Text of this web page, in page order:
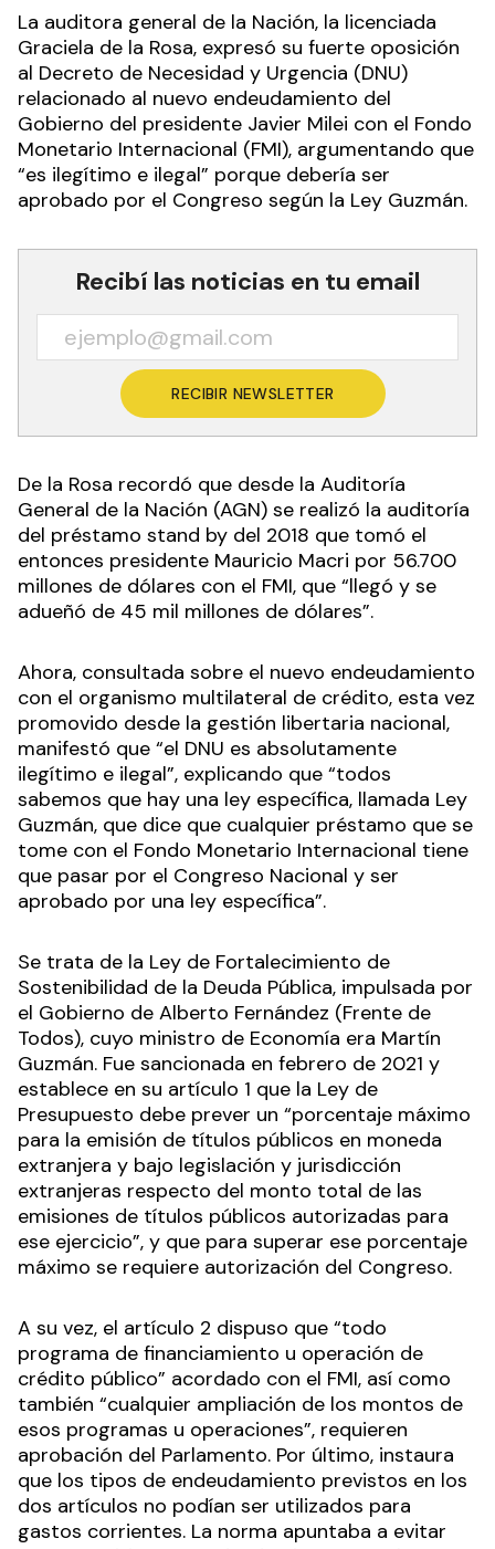
La auditora general de la Nación, la licenciada
Graciela de la Rosa, expresó su fuerte oposición
al Decreto de Necesidad y Urgencia (DNU)
relacionado al nuevo endeudamiento del
Gobierno del presidente Javier Milei con el Fondo
Monetario Internacional (FMI), argumentando que
“es ilegítimo e ilegal” porque debería ser
aprobado por el Congreso según la Ley Guzmán.
Recibí las noticias en tu email
RECIBIR NEWSLETTER
De la Rosa recordó que desde la Auditoría
General de la Nación (AGN) se realizó la auditoría
del préstamo stand by del 2018 que tomó el
entonces presidente Mauricio Macri por 56.700
millones de dólares con el FMI, que “llegó y se
adueñó de 45 mil millones de dólares”.
Ahora, consultada sobre el nuevo endeudamiento
con el organismo multilateral de crédito, esta vez
promovido desde la gestión libertaria nacional,
manifestó que “el DNU es absolutamente
ilegítimo e ilegal”, explicando que “todos
sabemos que hay una ley específica, llamada Ley
Guzmán, que dice que cualquier préstamo que se
tome con el Fondo Monetario Internacional tiene
que pasar por el Congreso Nacional y ser
aprobado por una ley específica”.
Se trata de la Ley de Fortalecimiento de
Sostenibilidad de la Deuda Pública, impulsada por
el Gobierno de Alberto Fernández (Frente de
Todos), cuyo ministro de Economía era Martín
Guzmán. Fue sancionada en febrero de 2021 y
establece en su artículo 1 que la Ley de
Presupuesto debe prever un “porcentaje máximo
para la emisión de títulos públicos en moneda
extranjera y bajo legislación y jurisdicción
extranjeras respecto del monto total de las
emisiones de títulos públicos autorizadas para
ese ejercicio”, y que para superar ese porcentaje
máximo se requiere autorización del Congreso.
A su vez, el artículo 2 dispuso que “todo
programa de financiamiento u operación de
crédito público” acordado con el FMI, así como
también “cualquier ampliación de los montos de
esos programas u operaciones”, requieren
aprobación del Parlamento. Por último, instaura
que los tipos de endeudamiento previstos en los
dos artículos no podían ser utilizados para
gastos corrientes. La norma apuntaba a evitar